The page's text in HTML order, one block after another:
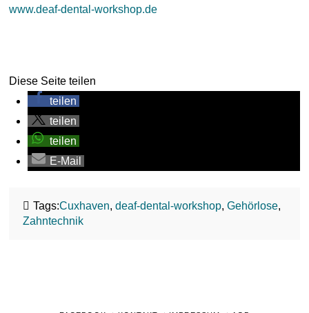
www.deaf-dental-workshop.de
Diese Seite teilen
teilen
teilen
teilen
E-Mail
Tags:Cuxhaven,deaf-dental-workshop,Gehörlose,
Zahntechnik